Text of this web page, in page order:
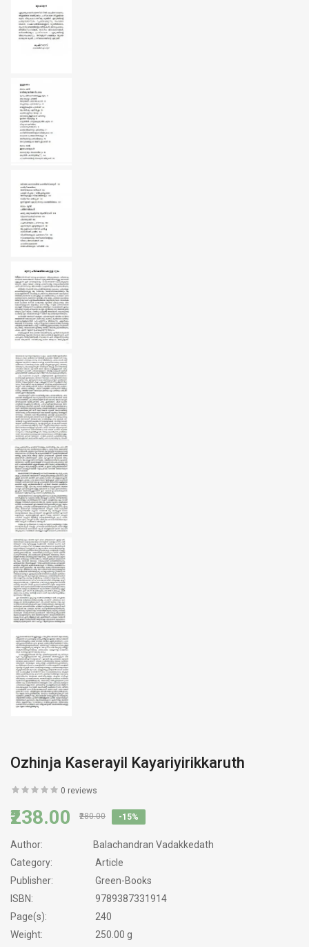
Ozhinja Kaserayil Kayariyirikkaruth
0 reviews
₹238.00 ₹280.00 -15%
Author:
Balachandran Vadakkedath
Category:
Article
Publisher:
Green-Books
ISBN:
9789387331914
Page(s):
240
Weight:
250.00 g